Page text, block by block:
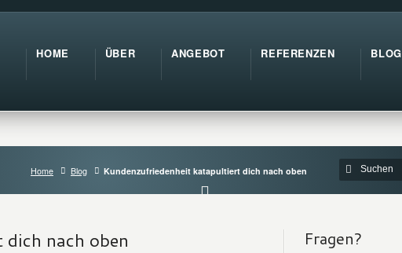
HOME ÜBER ANGEBOT REFERENZEN BLOG
Home Blog Kundenzufriedenheit katapultiert dich nach oben
nach oben Fragen?